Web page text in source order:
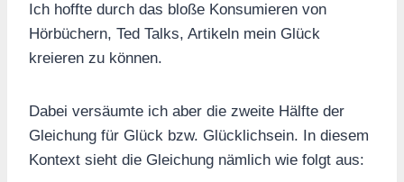
Ich hoffte durch das bloße Konsumieren von
Hörbüchern, Ted Talks, Artikeln mein Glück
kreieren zu können.
Dabei versäumte ich aber die zweite Hälfte der
Gleichung für Glück bzw. Glücklichsein. In diesem
Kontext sieht die Gleichung nämlich wie folgt aus: